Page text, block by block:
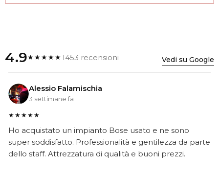
4.9★★★★★1453 recensioni Vedi su Google
Alessio Falamischia
3 settimane fa
★★★★★
Ho acquistato un impianto Bose usato e ne sono
super soddisfatto. Professionalità e gentilezza da parte
dello staff. Attrezzatura di qualità e buoni prezzi.